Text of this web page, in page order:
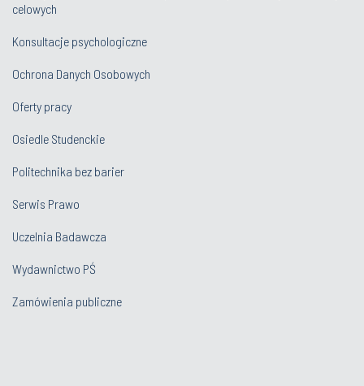
celowych
Konsultacje psychologiczne
Ochrona Danych Osobowych
Oferty pracy
Osiedle Studenckie
Politechnika bez barier
Serwis Prawo
Uczelnia Badawcza
Wydawnictwo PŚ
Zamówienia publiczne